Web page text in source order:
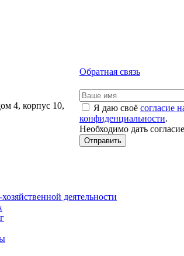
4, корпус 10,
Обратная связь
Я даю своё согласие
конфиденциальности.
Необходимо дать согласие
Отправить
деятельности